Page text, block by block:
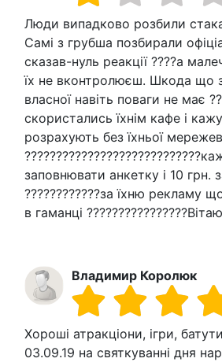
Люди випадково розбили
Самі з грубша позбирали
сказав-нуль реакції ????а
їх не вконтролюєш. Шкода що
власної навіть поваги не має
скористались їхнім кафе і
розрахують без їхньої
заповнювати анкетку і 10 грн.
????????????за їхню рекламу
в гаманці
Владимир Королюк
Хороші атракціони, ігри,
03.09.19 на святкуванні дня